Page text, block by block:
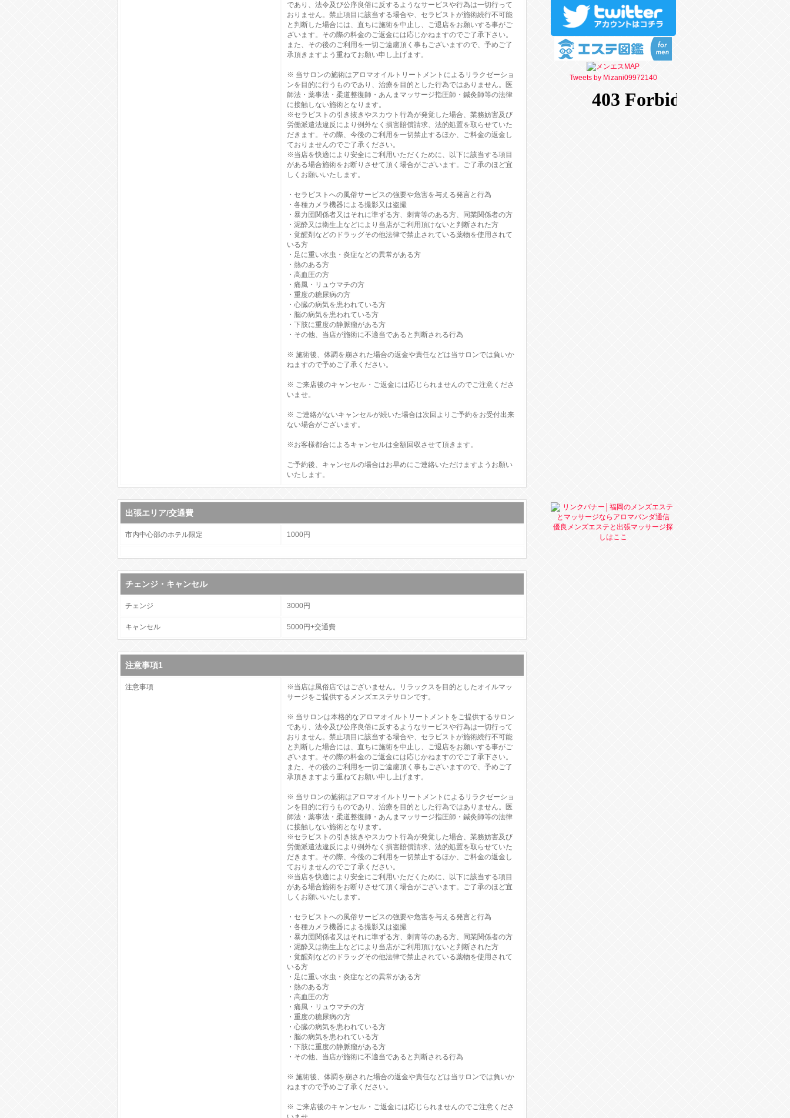
であり、法令及び公序良俗に反するようなサービスや行為は一切行って
おりません。禁止項目に該当する場合や、セラピストが施術続行不可能
と判断した場合には、直ちに施術を中止し、ご退店をお願いする事がご
ざいます。その際の料金のご返金には応じかねますのでご了承下さい。
また、その後のご利用を一切ご遠慮頂く事もございますので、予めご了
承頂きますよう重ねてお願い申し上げます。
※ 当サロンの施術はアロマオイルトリートメントによるリラクゼーショ
ンを目的に行うものであり、治療を目的とした行為ではありません。医
師法・薬事法・柔道整復師・あんまマッサージ指圧師・鍼灸師等の法律
に接触しない施術となります。
※セラピストの引き抜きやスカウト行為が発覚した場合、業務妨害及び
労働派遣法違反により例外なく損害賠償請求、法的処置を取らせていた
だきます。その際、今後のご利用を一切禁止するほか、ご料金の返金し
ておりませんのでご了承ください。
※当店を快適により安全にご利用いただくために、以下に該当する項目
がある場合施術をお断りさせて頂く場合がございます。ご了承のほど宜
しくお願いいたします。
・セラピストへの風俗サービスの強要や危害を与える発言と行為
・各種カメラ機器による撮影又は盗撮
・暴力団関係者又はそれに準ずる方、刺青等のある方、同業関係者の方
・泥酔又は衛生上などにより当店がご利用頂けないと判断された方
・覚醒剤などのドラッグその他法律で禁止されている薬物を使用されて
いる方
・足に重い水虫・炎症などの異常がある方
・熱のある方
・高血圧の方
・痛風・リュウマチの方
・重度の糖尿病の方
・心臓の病気を患われている方
・脳の病気を患われている方
・下肢に重度の静脈瘤がある方
・その他、当店が施術に不適当であると判断される行為
※ 施術後、体調を崩された場合の返金や責任などは当サロンでは負いか
ねますので予めご了承ください。
※ ご来店後のキャンセル・ご返金には応じられませんのでご注意くださ
いませ。
※ ご連絡がないキャンセルが続いた場合は次回よりご予約をお受付出来
ない場合がございます。
※お客様都合によるキャンセルは全額回収させて頂きます。
ご予約後、キャンセルの場合はお早めにご連絡いただけますようお願い
いたします。
出張エリア/交通費
市内中心部のホテル限定 1000円
チェンジ・キャンセル
チェンジ 3000円
キャンセル 5000円+交通費
注意事項1
注意事項
※当店は風俗店ではございません。リラックスを目的としたオイルマッ
サージをご提供するメンズエステサロンです。
※ 当サロンは本格的なアロマオイルトリートメントをご提供するサロン
であり、法令及び公序良俗に反するようなサービスや行為は一切行って
おりません。禁止項目に該当する場合や、セラピストが施術続行不可能
と判断した場合には、直ちに施術を中止し、ご退店をお願いする事がご
ざいます。その際の料金のご返金には応じかねますのでご了承下さい。
また、その後のご利用を一切ご遠慮頂く事もございますので、予めご了
承頂きますよう重ねてお願い申し上げます。
※ 当サロンの施術はアロマオイルトリートメントによるリラクゼーショ
ンを目的に行うものであり、治療を目的とした行為ではありません。医
師法・薬事法・柔道整復師・あんまマッサージ指圧師・鍼灸師等の法律
に接触しない施術となります。
※セラピストの引き抜きやスカウト行為が発覚した場合、業務妨害及び
労働派遣法違反により例外なく損害賠償請求、法的処置を取らせていた
だきます。その際、今後のご利用を一切禁止するほか、ご料金の返金し
ておりませんのでご了承ください。
※当店を快適により安全にご利用いただくために、以下に該当する項目
がある場合施術をお断りさせて頂く場合がございます。ご了承のほど宜
しくお願いいたします。
・セラピストへの風俗サービスの強要や危害を与える発言と行為
・各種カメラ機器による撮影又は盗撮
・暴力団関係者又はそれに準ずる方、刺青等のある方、同業関係者の方
・泥酔又は衛生上などにより当店がご利用頂けないと判断された方
・覚醒剤などのドラッグその他法律で禁止されている薬物を使用されて
いる方
・足に重い水虫・炎症などの異常がある方
・熱のある方
・高血圧の方
・痛風・リュウマチの方
・重度の糖尿病の方
・心臓の病気を患われている方
・脳の病気を患われている方
・下肢に重度の静脈瘤がある方
・その他、当店が施術に不適当であると判断される行為
※ 施術後、体調を崩された場合の返金や責任などは当サロンでは負いか
ねますので予めご了承ください。
※ ご来店後のキャンセル・ご返金には応じられませんのでご注意くださ
Tweets by Mizani09972140
優良メンズエステと出張マッサージ探
しはここ